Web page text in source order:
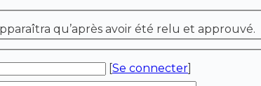
qu’après avoir été relu et approuvé.
[Se connecter]